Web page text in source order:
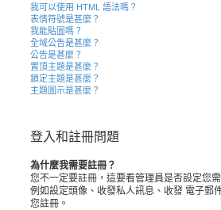
我可以使用 HTML 語法嗎？
表情符號是甚麼？
我能貼圖嗎？
全域公告是甚麼？
公告是甚麼？
置頂主題是甚麼？
鎖定主題是甚麼？
主題圖示是甚麼？
登入和註冊問題
為什麼我需要註冊？
您不一定要註冊，這要看管理員是否設定您
例如設定頭像、收發私人訊息、收發 電子郵
您註冊。